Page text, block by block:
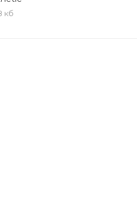
уменьшению потерь на
кб